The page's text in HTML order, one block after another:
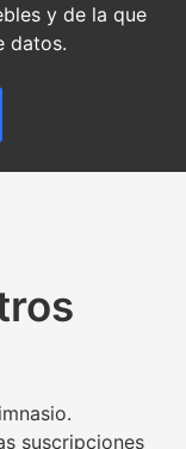
y de la que
datos.
suscripciones